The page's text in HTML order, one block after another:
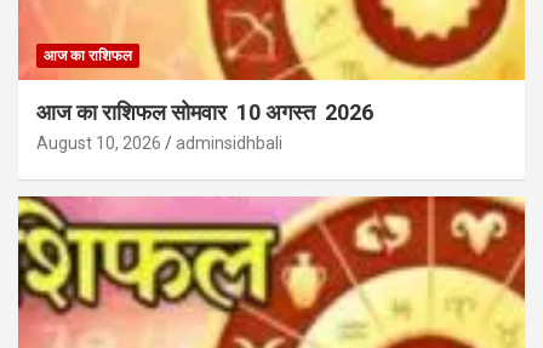
आज का राशिफल
आज का राशिफल सोमवार 10 अगस्त 2026
August 10, 2026 adminsidhbali